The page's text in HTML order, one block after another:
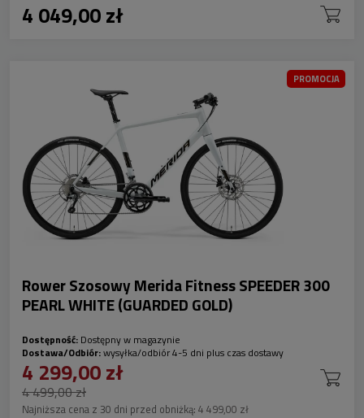
4 049,00 zł
Rower Szosowy Merida Fitness SPEEDER 300
PEARL WHITE (GUARDED GOLD)
Dostępność: Dostępny w magazynie
Dostawa/Odbiór:wysyłka/odbiór 4-5 dni plus czas dostawy
4 299,00 zł
4 499,00 zł
Najniższa cena z 30 dni przed obniżką: 4 499,00 zł
PROMOCJA